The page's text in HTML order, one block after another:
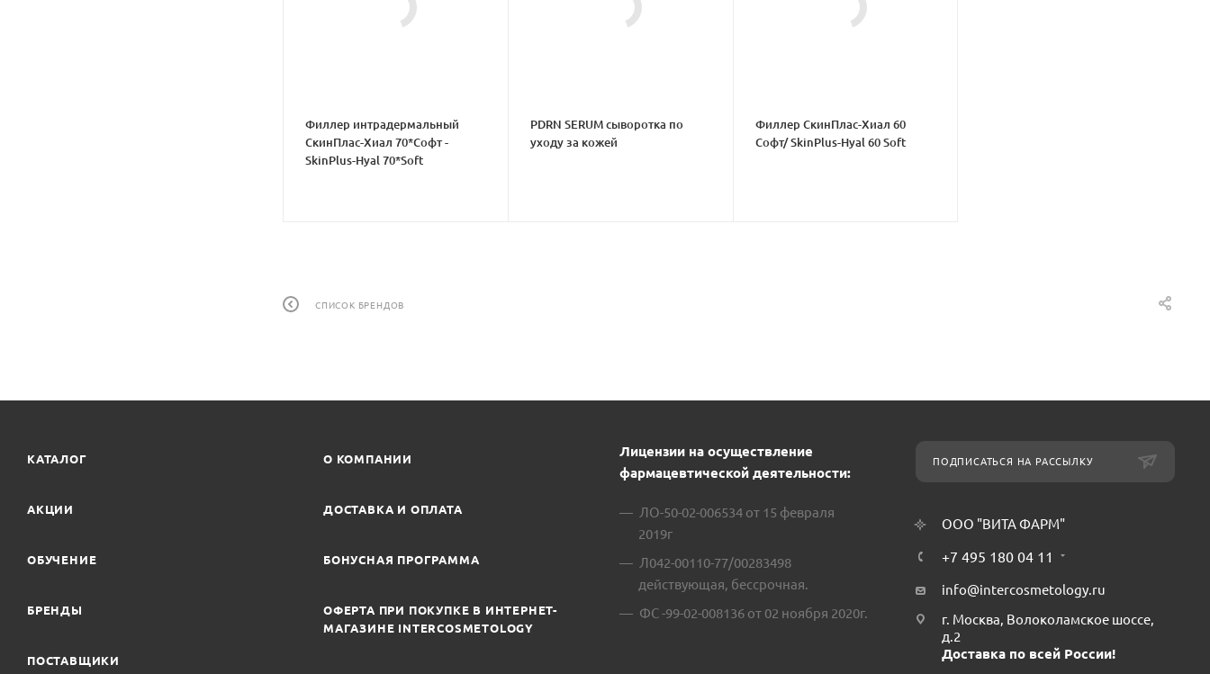
Филлер интрадермальный
СкинПлас-Хиал 70*Софт -
SkinPlus-Hyal 70*Soft
PDRN SERUM сыворотка по
уходу за кожей
Филлер СкинПлас-Хиал 60
Софт/ SkinPlus-Hyal 60 Soft
СПИСОК БРЕНДОВ
КАТАЛОГ
АКЦИИ
ОБУЧЕНИЕ
БРЕНДЫ
ПОСТАВЩИКИ
О КОМПАНИИ
ДОСТАВКА И ОПЛАТА
БОНУСНАЯ ПРОГРАММА
ОФЕРТА ПРИ ПОКУПКЕ В ИНТЕРНЕТ-
МАГАЗИНЕ INTERCOSMETOLOGY
Лицензии на осуществление
фармацевтической деятельности:
ЛО-50-02-006534 от 15 февраля
2019г
Л042-00110-77/00283498
действующая, бессрочная.
ФС -99-02-008136 от 02 ноября 2020г.
ПОДПИСАТЬСЯ НА РАССЫЛКУ
ООО "ВИТА ФАРМ"
+7 495 180 04 11
info@intercosmetology.ru
г. Москва, Волоколамское шоссе,
д.2
Доставка по всей России!